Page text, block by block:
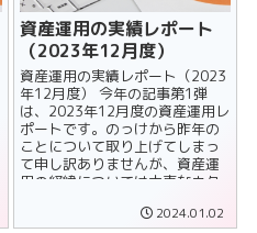
資産運用の実績レポート
（2023年12月度）
資産運用の実績レポート（2023
年12月度） 今年の記事第1弾
は、2023年12月度の資産運用レ
ポートです。のっけから昨年の
ことについて取り上げてしまっ
て申し訳ありませんが、資産運
用の経緯については大事なネタ
2024.01.02